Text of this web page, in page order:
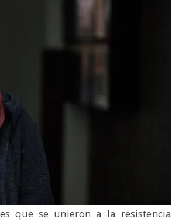
que se unieron a la resistencia